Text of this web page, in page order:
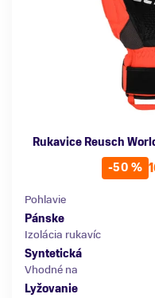
Rukavice Reusch
-50 %
Pohlavie
Pánske
Izolácia rukavíc
Syntetická
Vhodné na
Lyžovanie